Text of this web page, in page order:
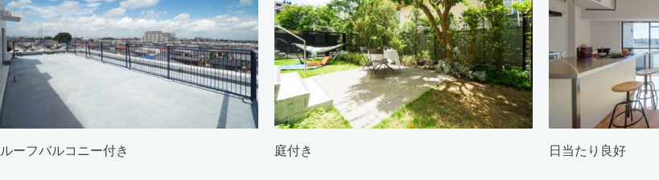
ルーフバルコニー付き 庭付き 日当たり良好